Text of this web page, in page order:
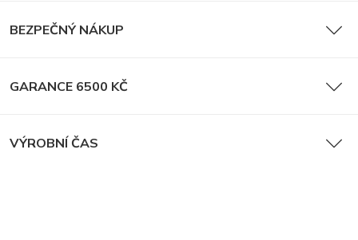
BEZPEČNÝ NÁKUP
GARANCE 6500 KČ
VÝROBNÍ ČAS